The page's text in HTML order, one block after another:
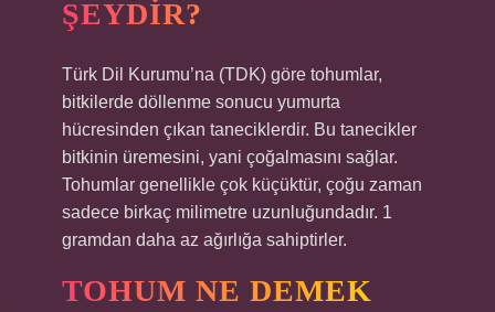
ŞEYDIR?
Türk Dil Kurumu’na (TDK) göre tohumlar,
bitkilerde döllenme sonucu yumurta
hücresinden çıkan taneciklerdir. Bu tanecikler
bitkinin üremesini, yani çoğalmasını sağlar.
Tohumlar genellikle çok küçüktür, çoğu zaman
sadece birkaç milimetre uzunluğundadır. 1
gramdan daha az ağırlığa sahiptirler.
TOHUM NE DEMEK